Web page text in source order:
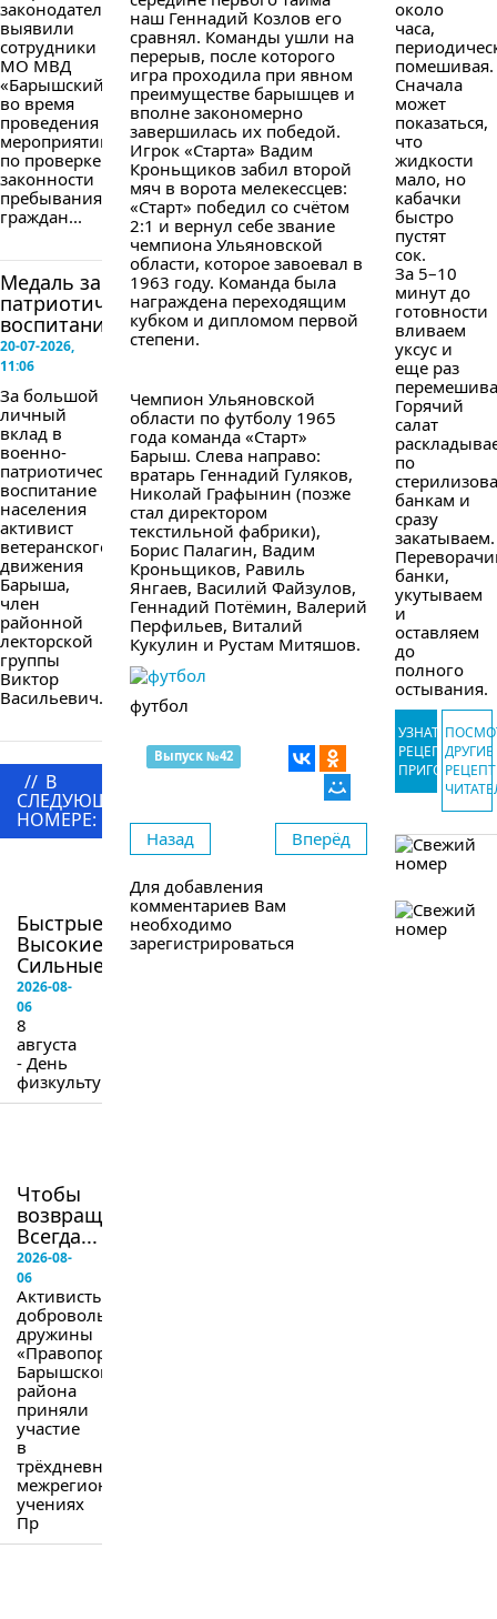
законодательства
выявили
сотрудники
МО МВД
«Барышский»
во время
проведения
мероприятий
по проверке
законности
пребывания
граждан...
Медаль за
патриотическое
воспитание
20-07-2026,
11:06
За большой
личный
вклад в
военно-
патриотическое
воспитание
населения
активист
ветеранского
движения
Барыша,
член
районной
лекторской
группы
Виктор
Васильевич...
// В
СЛЕДУЮЩЕМ
НОМЕРЕ:
Быстрые!
Высокие!
Сильные!...
2026-08-
06
8
августа
- День
физкультурника.
Чтобы
возвращались.
Всегда...
2026-08-
06
Активисты
добровольной
дружины
«Правопорядок»
Барышского
района
приняли
участие
в
трёхдневных
межрегиональных
учениях
Пр
наш Геннадий Козлов его
сравнял. Команды ушли на
перерыв, после которого
игра проходила при явном
преимуществе барышцев и
вполне закономерно
завершилась их победой.
Игрок «Старта» Вадим
Кроньщиков забил второй
мяч в ворота мелекессцев:
«Старт» победил со счётом
2:1 и вернул себе звание
чемпиона Ульяновской
области, которое завоевал в
1963 году. Команда была
награждена переходящим
кубком и дипломом первой
степени.
Чемпион Ульяновской
области по футболу 1965
года команда «Старт»
Барыш. Слева направо:
вратарь Геннадий Гуляков,
Николай Графынин (позже
стал директором
текстильной фабрики),
Борис Палагин, Вадим
Кроньщиков, Равиль
Янгаев, Василий Файзулов,
Геннадий Потёмин, Валерий
Перфильев, Виталий
Кукулин и Рустам Митяшов.
футбол
Выпуск №42
Назад Вперёд
Для добавления
комментариев Вам
необходимо
зарегистрироваться
около
часа,
помешивая.
Сначала
может
показаться,
что
жидкости
мало, но
кабачки
быстро
пустят
сок.
За 5–10
минут до
готовности
вливаем
уксус и
еще раз
Горячий
салат
по
банкам и
сразу
закатываем.
банки,
укутываем
и
оставляем
до
полного
остывания.
УЗНАТЬ
РЕЦЕПТДРУГИЕ